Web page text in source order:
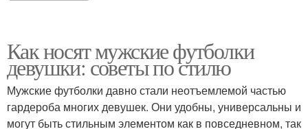
Как носят мужские футболки
девушки: советы по стилю
Мужские футболки давно стали неотъемлемой частью
гардероба многих девушек. Они удобны, универсальны и
могут быть стильным элементом как в повседневном, так